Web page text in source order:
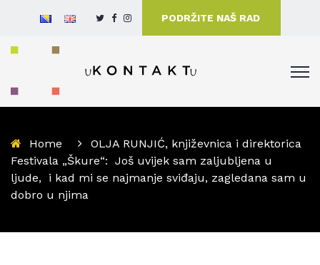
PODRŽITE NAŠ RAD
Home
OLJA RUNJIĆ, književnica i direktorica
Festivala „Škure“: Još uvijek sam zaljubljena u
ljude, i kad mi se najmanje sviđaju, zagledana sam u
dobro u njima